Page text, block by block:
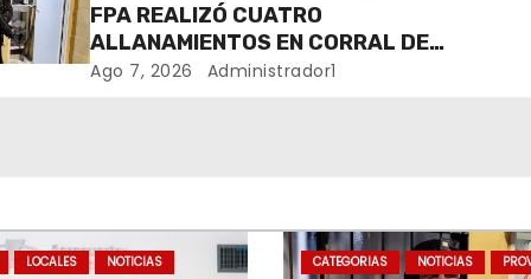
FPA REALIZÓ CUATRO
ALLANAMIENTOS EN CORRAL DE
BUSTOS-IFFLINGER
Ago 7, 2026 Administrador1
LOCALES NOTICIAS CATEGORIAS NOTICIAS